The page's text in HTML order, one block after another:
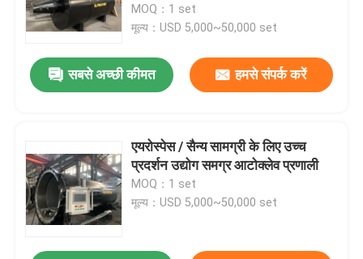
MOQ：1 set
मूल्य：USD 5,000~50,000 set
सबसे अच्छी कीमत हमसे संपर्क करें
एयरोस्पेस / सैन्य सामग्री के लिए उच्च
प्रदर्शन उद्योग समग्र आटोक्लेव प्रणाली
MOQ：1 set
मूल्य：USD 5,000~50,000 set